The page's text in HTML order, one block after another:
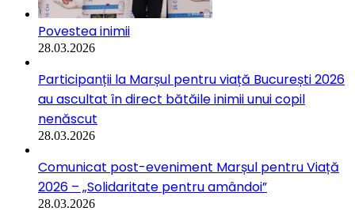
Povestea inimii
28.03.2026
Participanții la Marșul pentru viață București 2026
au ascultat în direct bătăile inimii unui copil
nenăscut
28.03.2026
Comunicat post-eveniment Marșul pentru Viață
2026 – „Solidaritate pentru amândoi”
28.03.2026